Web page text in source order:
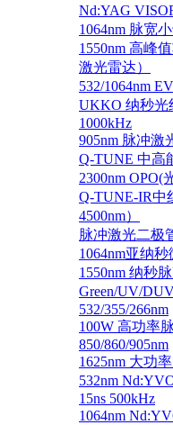
Nd:YAG
1064nm 脉宽
1550nm 高峰
激光雷达）
532/1064nm
UKKO 纳秒光
1000kHz
905nm 脉冲激
Q-TUNE 中高
2300nm OPO(
Q-TUNE-IR中
4500nm）
脉冲激光二极
1064nm亚纳
1550nm 纳秒
Green/UV/
532/355/266nm
100W 高功率
850/860/905nm
1625nm 大功
532nm
15ns 500kHz
1064nm